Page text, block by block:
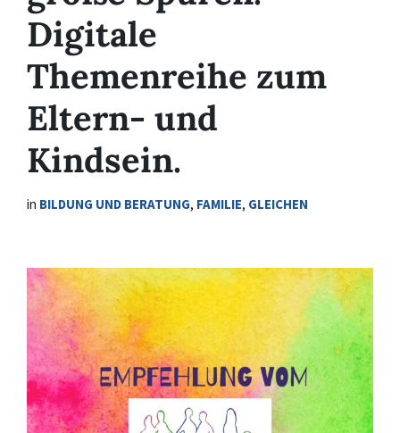
Digitale
Themenreihe zum
Eltern- und
Kindsein.
in BILDUNG UND BERATUNG, FAMILIE, GLEICHEN